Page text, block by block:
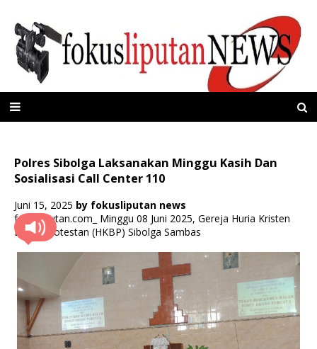
Polres Sibolga Laksanakan Minggu Kasih Dan
Sosialisasi Call Center 110
Juni 15, 2025 by fokusliputan news
fokusliputan.com_ Minggu 08 Juni 2025, Gereja Huria Kristen
Batak Protestan (HKBP) Sibolga Sambas